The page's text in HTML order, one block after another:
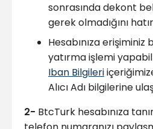
sonrasında dekont
gerek olmadığını
Hesabınıza erişiminiz
yatırma işlemi
Iban Bilgileri
Alıcı Adı bilgilerine
2- BtcTurk hesabınıza